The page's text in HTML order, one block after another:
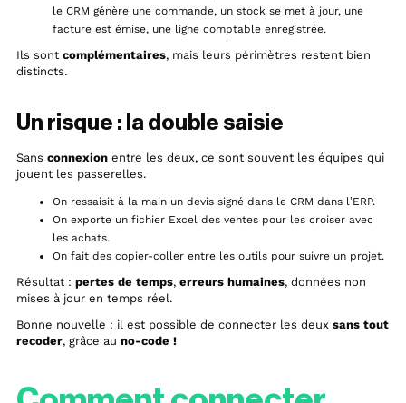
le CRM génère une commande, un stock se met à jour, une
facture est émise, une ligne comptable enregistrée.
Ils sont complémentaires, mais leurs périmètres restent bien
distincts.
Un risque : la double saisie
Sans connexionentre les deux, ce sont souvent les équipes qui
jouent les passerelles.
On ressaisit à la main un devis signé dans le CRM dans l’ERP.
On exporte un fichier Excel des ventes pour les croiser avec
les achats.
On fait des copier-coller entre les outils pour suivre un projet.
Résultat : pertes de temps, erreurs humaines, données non
mises à jour en temps réel.
Bonne nouvelle : il est possible de connecter les deux sans tout
recoder, grâce au no-code !